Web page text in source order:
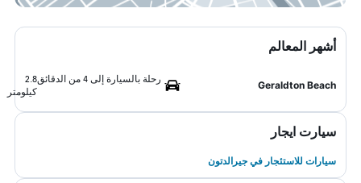
أشهر المعالم
Geraldton Beach
رحلة بالسيارة إلى 4 من الدقائق
2.8
كيلومتر
سيارت ايجار
سيارات للاستئجار في جيرالدتون